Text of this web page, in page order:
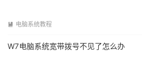
 电脑系统教程
W7电脑系统宽带拨号不见了怎么办